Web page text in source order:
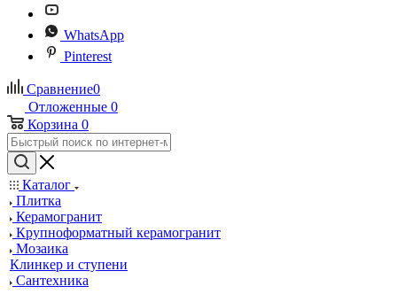
WhatsApp
Pinterest
Сравнение0
Отложенные 0
Корзина 0
Каталог
Плитка
Керамогранит
Крупноформатный керамогранит
Мозаика
Клинкер и ступени
Сантехника